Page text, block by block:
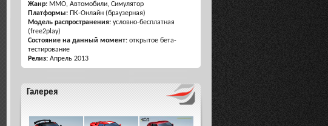
Жанр:MMO, Автомобили, Симулятор
Платформы:ПК-Онлайн (браузерная)
Модель распространения:условно-бесплатная
(free2play)
Состояние на данный момент:открытое бета-
тестирование
Релиз:Апрель 2013
Галерея